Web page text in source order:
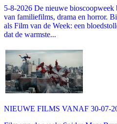
5-8-2026 De nieuwe bioscoopweek
van familiefilms, drama en horror.
als Film van de Week: een
dat de warmste...
NIEUWE FILMS VANAF 30-07-